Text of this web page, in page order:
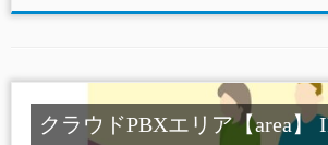
クラウドPBXエリア【area】